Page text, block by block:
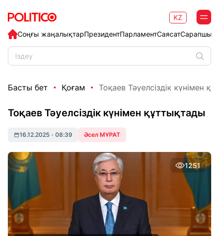
Соңғы жаңалықтарПрезидентПарламентСаясат
KZ
Басты бет Қоғам Тоқаев Тәуелсіздік күнімен
Тоқаев Тәуелсіздік күнімен құттықтады
16.12.2025 • 08:39 Әсел МҰРАТ
1251